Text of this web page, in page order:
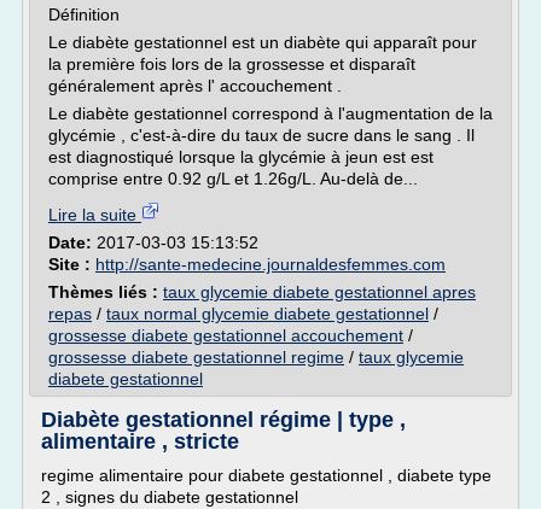
Définition
Le diabète gestationnel est un diabète qui apparaît pour
la première fois lors de la grossesse et disparaît
généralement après l' accouchement .
Le diabète gestationnel correspond à l'augmentation de la
glycémie , c'est-à-dire du taux de sucre dans le sang . Il
est diagnostiqué lorsque la glycémie à jeun est est
comprise entre 0.92 g/L et 1.26g/L. Au-delà de...
Lire la suite
Date: 2017-03-03 15:13:52
Site : http://sante-medecine.journaldesfemmes.com
Thèmes liés : taux glycemie diabete gestationnel apres
repas / taux normal glycemie diabete gestationnel /
grossesse diabete gestationnel accouchement /
grossesse diabete gestationnel regime / taux glycemie
diabete gestationnel
Diabète gestationnel régime | type ,
alimentaire , stricte
regime alimentaire pour diabete gestationnel , diabete type
2 , signes du diabete gestationnel